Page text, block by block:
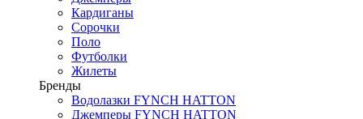
Кардиганы
Сорочки
Поло
Футболки
Жилеты
Бренды
Водолазки FYNCH HATTON
Джемперы FYNCH HATTON